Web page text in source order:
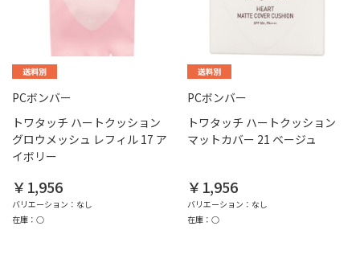
PCボンバー
トワタッチ ハートクッション
グロウメッシュ レフィル 17 ア
イボリー
￥1,956
バリエーション：なし
在庫：○
PCボンバー
トワタッチ ハートクッション
マットカバー 21 ベージュ
￥1,956
バリエーション：なし
在庫：○